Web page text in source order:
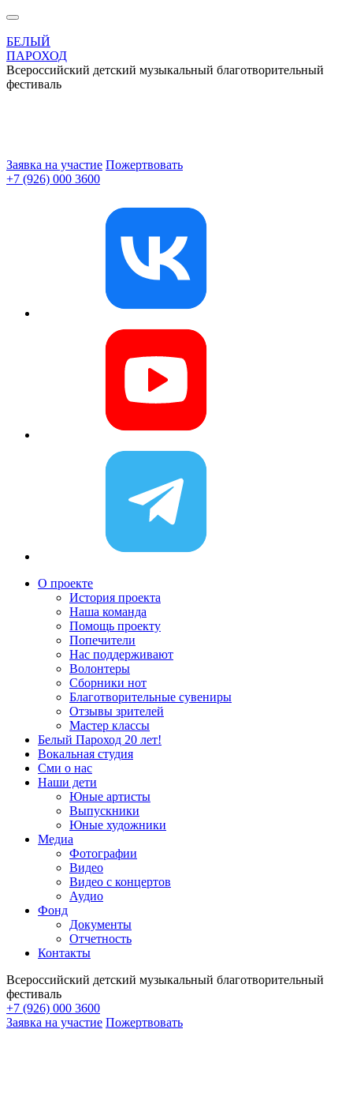
БЕЛЫЙ
ПАРОХОД
Всероссийский детский музыкальный благотворительный
фестиваль
Заявка на участие Пожертвовать
+7 (926) 000 3600
О проекте
История проекта
Наша команда
Помощь проекту
Попечители
Нас поддерживают
Волонтеры
Сборники нот
Благотворительные сувениры
Отзывы зрителей
Мастер классы
Белый Пароход 20 лет!
Вокальная студия
Сми о нас
Наши дети
Юные артисты
Выпускники
Юные художники
Медиа
Фотографии
Видео
Видео с концертов
Аудио
Фонд
Документы
Отчетность
Контакты
Всероссийский детский музыкальный благотворительный
фестиваль
+7 (926) 000 3600
Заявка на участие Пожертвовать